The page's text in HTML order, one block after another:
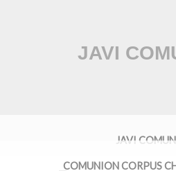
JAVI
COMUNION CORPUS